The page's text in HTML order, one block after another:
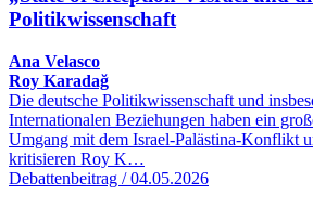
Politikwissenschaft
Ana Velasco
Roy Karadağ
Die deutsche Politikwissenschaft und
Internationalen Beziehungen haben ein
Umgang mit dem Israel-Palästina-Konflikt
kritisieren Roy K…
Debattenbeitrag / 04.05.2026